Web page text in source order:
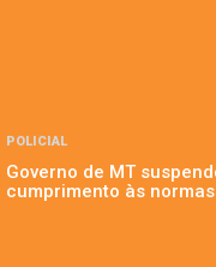
POLICIAL
Governo de MT
cumprimento às